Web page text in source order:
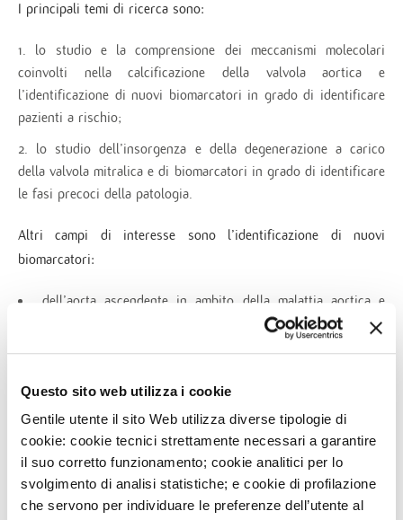
Questo sito web utilizza i cookie
Gentile utente il sito Web utilizza diverse tipologie di
cookie: cookie tecnici strettamente necessari a garantire
il suo corretto funzionamento; cookie analitici per lo
svolgimento di analisi statistiche; e cookie di profilazione
che servono per individuare le preferenze dell’utente al
I principali temi di ricerca sono:
lo studio e la comprensione dei meccanismi molecolari
coinvolti nella calcificazione della valvola aortica e
l’identificazione di nuovi biomarcatori in grado di identificare
pazienti a rischio;
lo studio dell’insorgenza e della degenerazione a carico
della valvola mitralica e di biomarcatori in grado di identificare
le fasi precoci della patologia.
Altri campi di interesse sono l’identificazione di nuovi
biomarcatori:
dell’aorta ascendente in ambito della malattia aortica e
atti a predire la prognosi a lungo termine di pazienti che
PROGETTI